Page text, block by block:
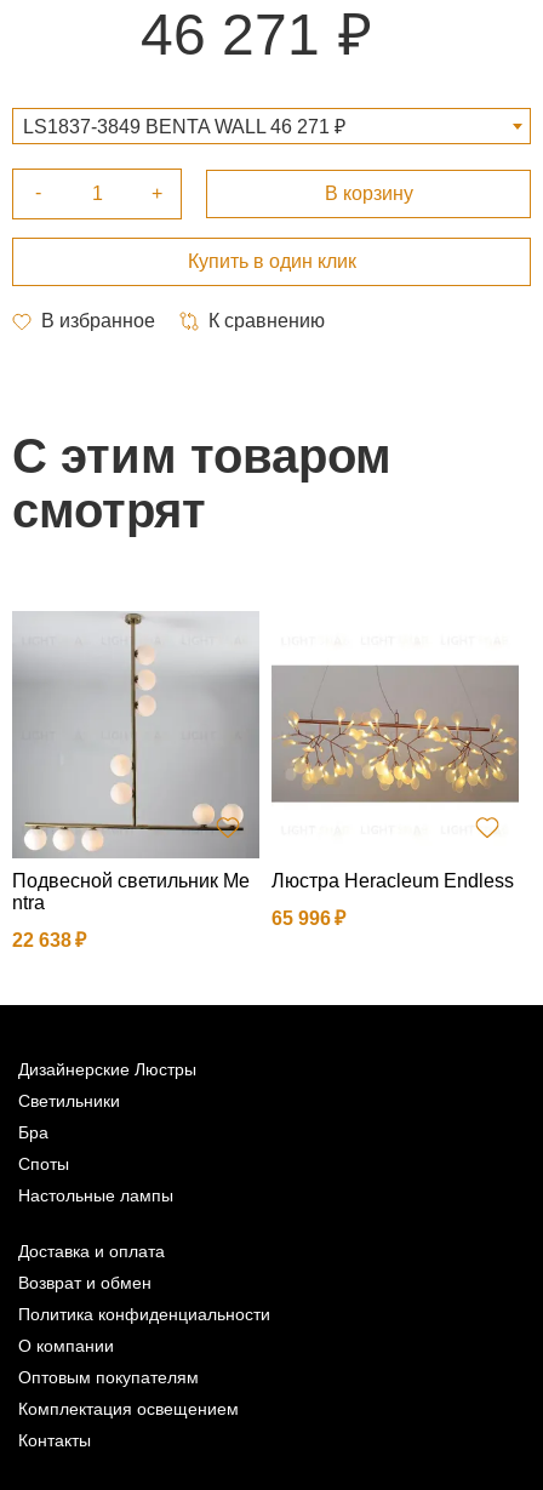
46 271
LS1837-3849 BENTA WALL 46 271 ₽
С этим товаром
смотрят
Подвесной светильник Me
ntra
22 638
Люстра Heracleum Endless
65 996
Дизайнерские Люстры
Светильники
Бра
Споты
Настольные лампы
Доставка и оплата
Возврат и обмен
Политика конфиденциальности
О компании
Оптовым покупателям
Комплектация освещением
Контакты